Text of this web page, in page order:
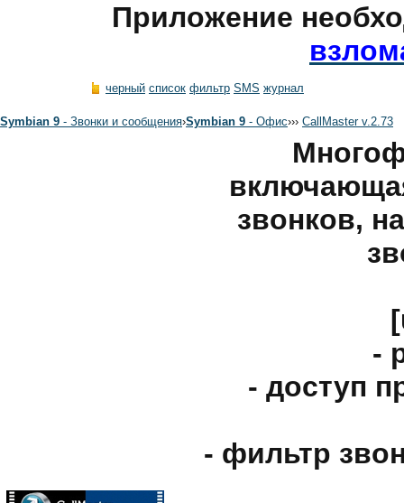
Приложение
черный список фильтр SMS журнал
Symbian 9 - Звонки и сообщения›Symbian 9 - Офис››› CallMaster v.2.73
звонков,
-
- доступ
- фильтр